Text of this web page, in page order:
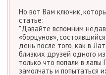
Но вот Вам ключик,
статье:
"Давайте вспомним
«борцунов»,
день после того, как в
близких друзей одного
только что попали в лапы
замолчать и попытаться